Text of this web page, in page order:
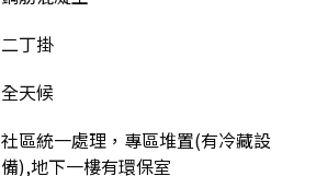
二丁掛
全天候
社區統一處理，專區堆置(有冷藏設
備),地下一樓有環保室